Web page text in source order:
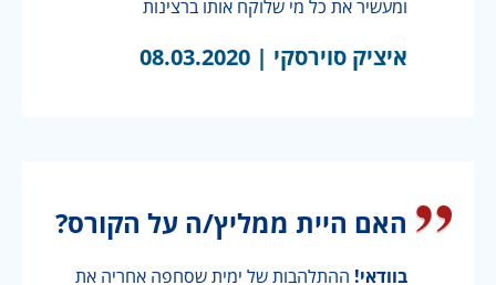
ומעשיר את כל מי שלוקח אותו ברצינות
איציק סוירסקי | 08.03.2020
האם היית ממליץ/ה על הקורס?
בוודאי! ההתלהבות של ימית שסחפה אחריה את